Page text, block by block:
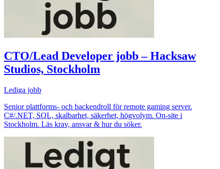
CTO/Lead Developer jobb – Hacksaw
Studios, Stockholm
Lediga jobb
Senior plattforms- och backendroll för remote gaming server.
C#/.NET, SQL, skalbarhet, säkerhet, högvolym. On-site i
Stockholm. Läs krav, ansvar & hur du söker.